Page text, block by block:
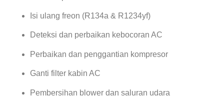
Isi ulang freon (R134a & R1234yf)
Deteksi dan perbaikan kebocoran AC
Perbaikan dan penggantian kompresor
Ganti filter kabin AC
Pembersihan blower dan saluran udara